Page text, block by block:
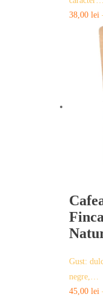
38,00 lei
Gust:
negre,…
45,00 lei